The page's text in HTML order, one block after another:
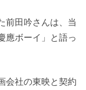
前田吟さんは、当
應ボーイ」と語っ
会社の東映と契約